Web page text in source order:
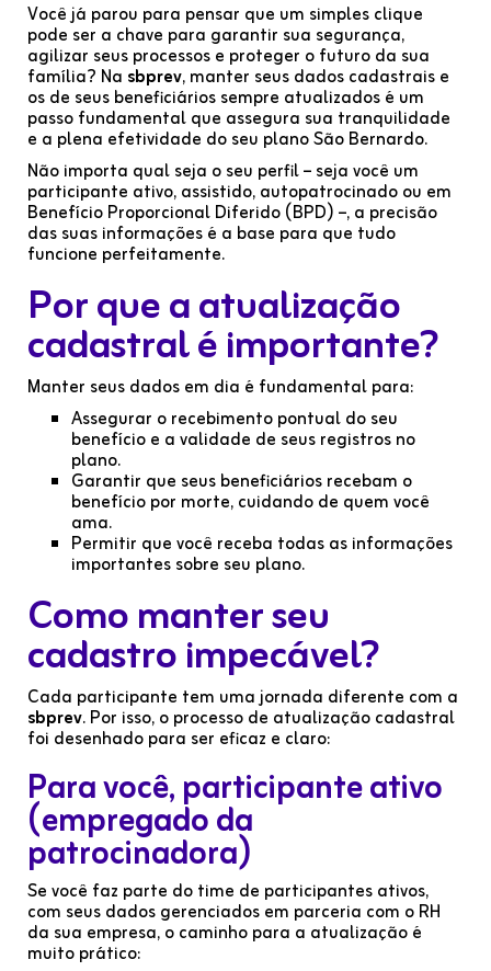
Você já parou para pensar que um simples clique
pode ser a chave para garantir sua segurança,
agilizar seus processos e proteger o futuro da sua
família? Na sbprev, manter seus dados cadastrais e
os de seus beneficiários sempre atualizados é um
passo fundamental que assegura sua tranquilidade
e a plena efetividade do seu plano São Bernardo.
Não importa qual seja o seu perfil – seja você um
participante ativo, assistido, autopatrocinado ou em
Benefício Proporcional Diferido (BPD) –, a precisão
das suas informações é a base para que tudo
funcione perfeitamente.
Por que a atualização
cadastral é importante?
Manter seus dados em dia é fundamental para:
Assegurar o recebimento pontual do seu
benefício e a validade de seus registros no
plano.
Garantir que seus beneficiários recebam o
benefício por morte, cuidando de quem você
ama.
Permitir que você receba todas as informações
importantes sobre seu plano.
Como manter seu
cadastro impecável?
Cada participante tem uma jornada diferente com a
sbprev. Por isso, o processo de atualização cadastral
foi desenhado para ser eficaz e claro:
Para você, participante ativo
(empregado da
patrocinadora)
Se você faz parte do time de participantes ativos,
com seus dados gerenciados em parceria com o RH
da sua empresa, o caminho para a atualização é
muito prático: